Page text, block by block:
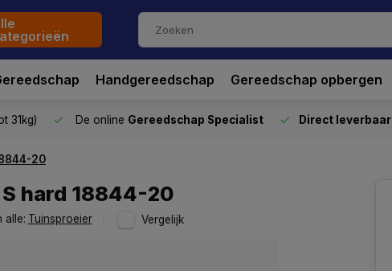
Handgereedschap Gereedschap opbergen
31kg) De online Gereedschap Specialist Direct leverbaar
20
hard 18844-20
alle: Tuinsproeier Vergelijk